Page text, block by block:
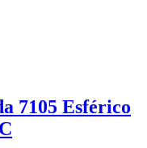
7105 Esférico